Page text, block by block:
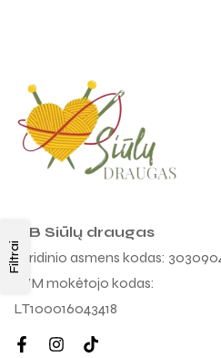
Filtrai
MB Siūlų draugas
Juridinio asmens kodas:
PVM mokėtojo kodas:
LT100016043418